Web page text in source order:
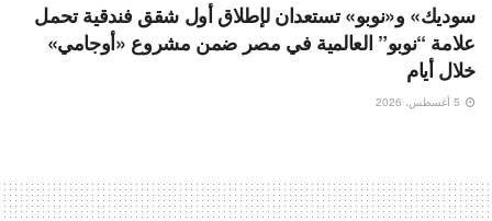
سوديك» و«نوبو» تستعدان لإطلاق أول شقق فندقية تحمل
علامة “نوبو” العالمية في مصر ضمن مشروع «أوجامي»
خلال أيام